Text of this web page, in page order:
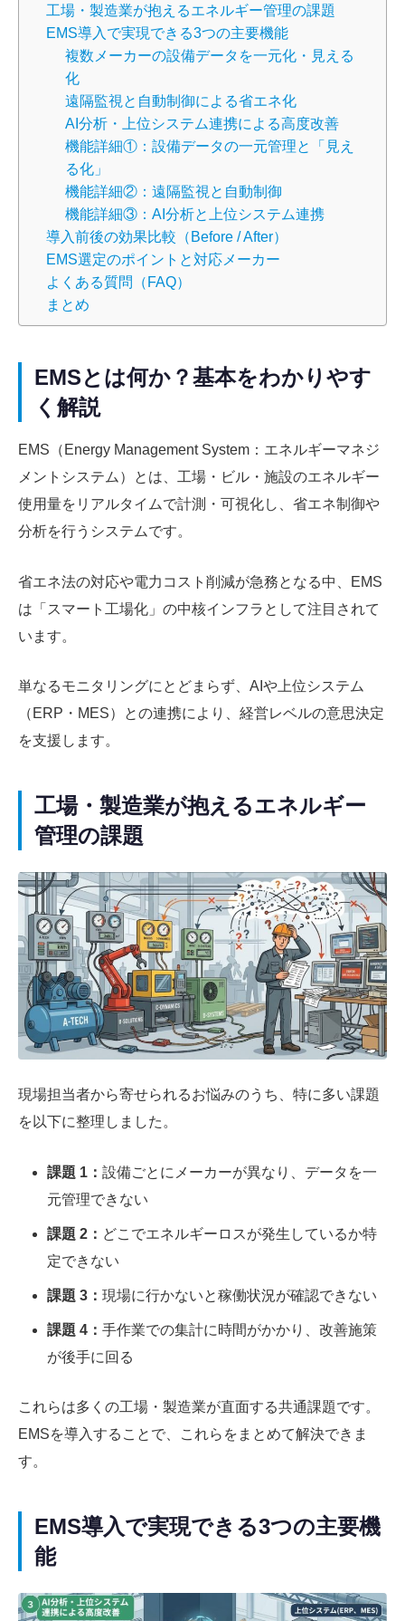
工場・製造業が抱えるエネルギー管理の課題
EMS導入で実現できる3つの主要機能
複数メーカーの設備データを一元化・見える
化
遠隔監視と自動制御による省エネ化
AI分析・上位システム連携による高度改善
機能詳細①：設備データの一元管理と「見え
る化」
機能詳細②：遠隔監視と自動制御
機能詳細③：AI分析と上位システム連携
導入前後の効果比較（Before / After）
EMS選定のポイントと対応メーカー
よくある質問（FAQ）
まとめ
EMSとは何か？基本をわかりやす
く解説
EMS（Energy Management System：エネルギーマネジ
メントシステム）とは、工場・ビル・施設のエネルギー
使用量をリアルタイムで計測・可視化し、省エネ制御や
分析を行うシステムです。
省エネ法の対応や電力コスト削減が急務となる中、EMS
は「スマート工場化」の中核インフラとして注目されて
います。
単なるモニタリングにとどまらず、AIや上位システム
（ERP・MES）との連携により、経営レベルの意思決定
を支援します。
工場・製造業が抱えるエネルギー
管理の課題
現場担当者から寄せられるお悩みのうち、特に多い課題
を以下に整理しました。
課題 1： 設備ごとにメーカーが異なり、データを一
元管理できない
課題 2： どこでエネルギーロスが発生しているか特
定できない
課題 3： 現場に行かないと稼働状況が確認できない
課題 4： 手作業での集計に時間がかかり、改善施策
が後手に回る
これらは多くの工場・製造業が直面する共通課題です。
EMSを導入することで、これらをまとめて解決できま
す。
EMS導入で実現できる3つの主要機
能